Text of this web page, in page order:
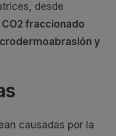
desde
fraccionado
y
causadas por la